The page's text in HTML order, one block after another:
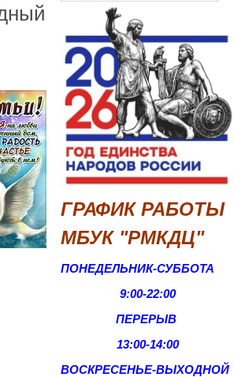
ГРАФИК РАБОТЫ
МБУК "РМКДЦ"
ПОНЕДЕЛЬНИК-СУББОТА
9:00-22:00
ПЕРЕРЫВ
13:00-14:00
ВОСКРЕСЕНЬЕ-ВЫХОДНОЙ